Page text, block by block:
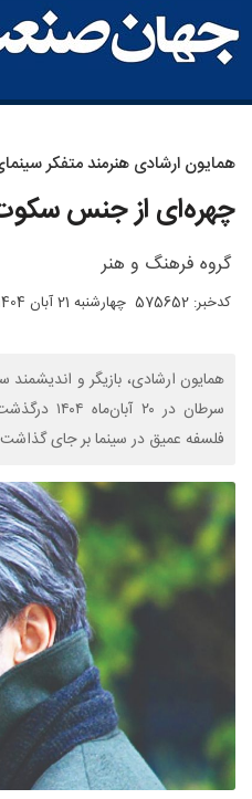
همایون ارشادی هنرمند متفکر
چهره‌ای از جنس
گروه فرهنگ و هنر
کدخبر: 575652 چهارشنبه 21 آبان 1404
همایون ارشادی، بازیگر و اندیشمند
سرطان در ۲۰
فلسفه عمیق در سینما بر جای